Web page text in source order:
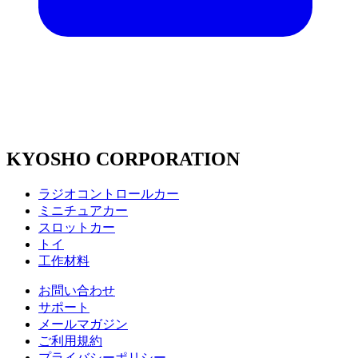
KYOSHO CORPORATION
ラジオコントロールカー
ミニチュアカー
スロットカー
トイ
工作材料
お問い合わせ
サポート
メールマガジン
ご利用規約